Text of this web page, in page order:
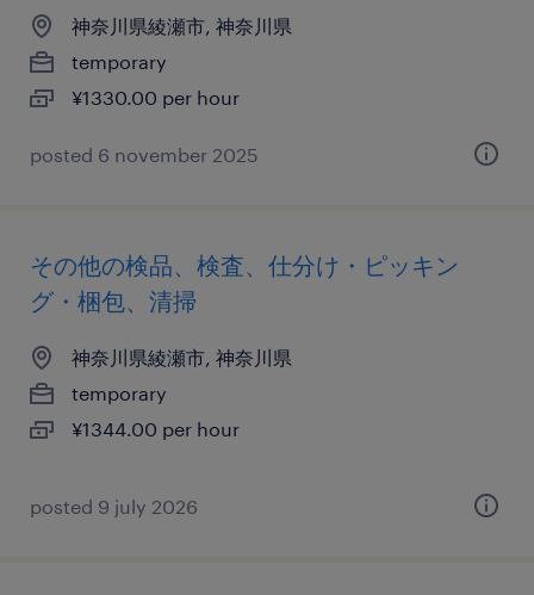
神奈川県綾瀬市, 神奈川県
temporary
¥1330.00 per hour
posted 6 november 2025
その他の検品、検査、仕分け・ピッキン
グ・梱包、清掃
神奈川県綾瀬市, 神奈川県
temporary
¥1344.00 per hour
posted 9 july 2026